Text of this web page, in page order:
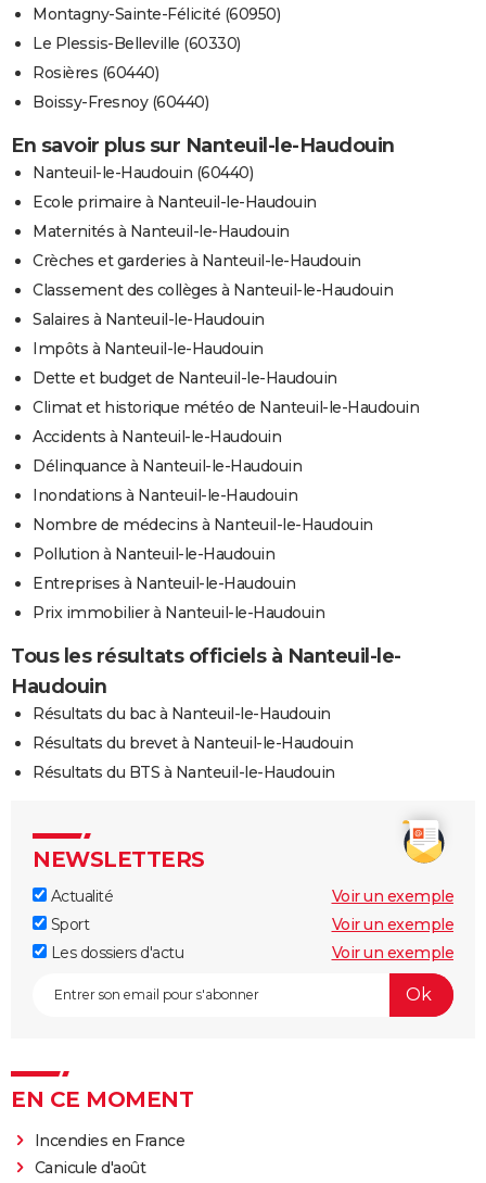
Montagny-Sainte-Félicité (60950)
Le Plessis-Belleville (60330)
Rosières (60440)
Boissy-Fresnoy (60440)
En savoir plus sur Nanteuil-le-Haudouin
Nanteuil-le-Haudouin (60440)
Ecole primaire à Nanteuil-le-Haudouin
Maternités à Nanteuil-le-Haudouin
Crèches et garderies à Nanteuil-le-Haudouin
Classement des collèges à Nanteuil-le-Haudouin
Salaires à Nanteuil-le-Haudouin
Impôts à Nanteuil-le-Haudouin
Dette et budget de Nanteuil-le-Haudouin
Climat et historique météo de Nanteuil-le-Haudouin
Accidents à Nanteuil-le-Haudouin
Délinquance à Nanteuil-le-Haudouin
Inondations à Nanteuil-le-Haudouin
Nombre de médecins à Nanteuil-le-Haudouin
Pollution à Nanteuil-le-Haudouin
Entreprises à Nanteuil-le-Haudouin
Prix immobilier à Nanteuil-le-Haudouin
Tous les résultats officiels à Nanteuil-le-
Haudouin
Résultats du bac à Nanteuil-le-Haudouin
Résultats du brevet à Nanteuil-le-Haudouin
Résultats du BTS à Nanteuil-le-Haudouin
NEWSLETTERS
Actualité
Voir un exemple
Sport
Voir un exemple
Les dossiers d'actu
Voir un exemple
EN CE MOMENT
Incendies en France
Canicule d'août